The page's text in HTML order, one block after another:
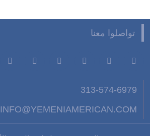
تواصلوا معنا
313-574-6979
INFO@YEMENIAMERICAN.COM